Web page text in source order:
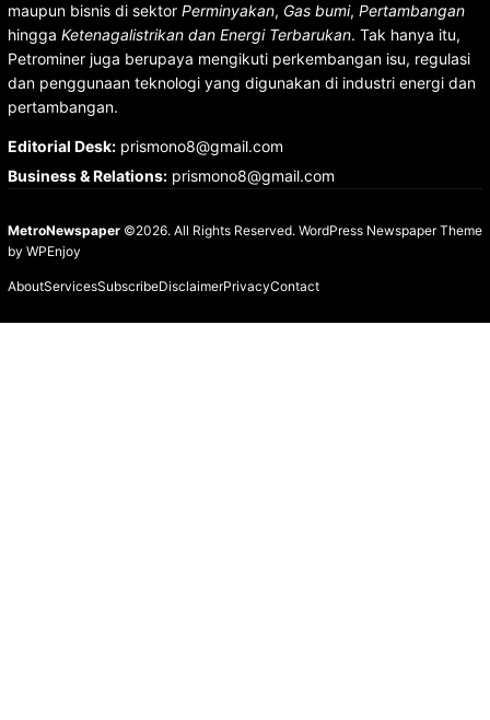
maupun bisnis di sektor Perminyakan, Gas bumi, Pertambangan
hingga Ketenagalistrikan dan Energi Terbarukan. Tak hanya itu,
Petrominer juga berupaya mengikuti perkembangan isu, regulasi
dan penggunaan teknologi yang digunakan di industri energi dan
pertambangan.
Editorial Desk:prismono8@gmail.com
Business & Relations:prismono8@gmail.com
MetroNewspaper©2026. All Rights Reserved. WordPress Newspaper Theme
by WPEnjoy
AboutServicesSubscribeDisclaimerPrivacyContact